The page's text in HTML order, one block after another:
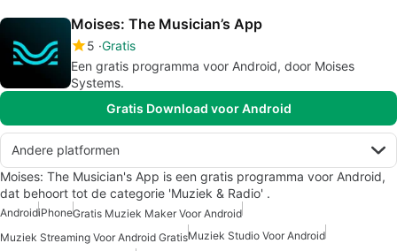
Moises: The Musician’s App
5 Gratis
Een gratis programma voor Android, door Moises
Systems.
Gratis Download voor Android
Andere platformen
Moises: The Musician's App is een gratis programma voor Android,
dat behoort tot de categorie 'Muziek & Radio' .
AndroidiPhoneGratis Muziek Maker Voor Android
Muziek Streaming Voor Android GratisMuziek Studio Voor Android